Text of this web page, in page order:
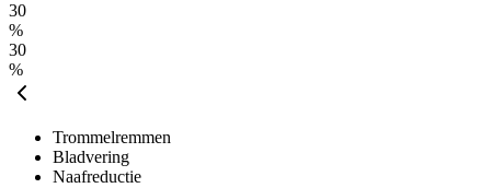
30
%
30
%
Trommelremmen
Bladvering
Naafreductie